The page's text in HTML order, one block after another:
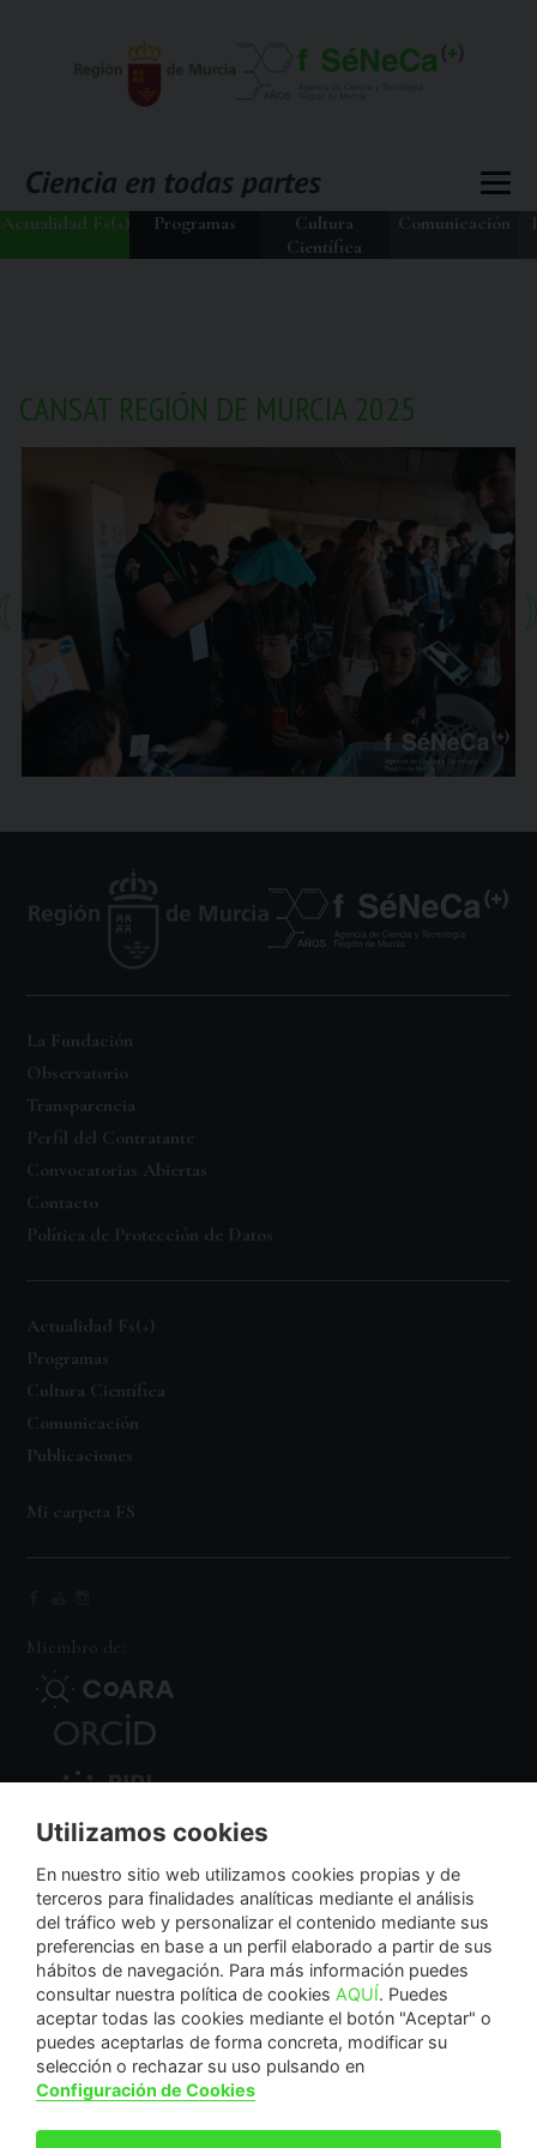
Actualidad Fs(+) Programas
Cultura
Científica
Comunicación
CANSAT REGIÓN DE MURCIA 2025
La Fundación
Observatorio
Transparencia
Perfil del Contratante
Convocatorias Abiertas
Contacto
Política de Protección de Datos
Actualidad Fs(+)
Programas
Cultura Científica
Comunicación
Publicaciones
Mi carpeta FS
Miembro de:
Nodo Regional
NextGenerationEU
La Fundación Séneca-Agencia de Ciencia y Tecnología de la Región de Murcia es una
entidad sin ánimo de lucro, bajo forma de fundación del sector público autonómico, inscrita
con el número 1-15 en el Registro de Fundaciones de la Región de Murcia.
Utilizamos cookies
En nuestro sitio web utilizamos cookies propias y de
terceros para finalidades analíticas mediante el análisis
del tráfico web y personalizar el contenido mediante sus
preferencias en base a un perfil elaborado a partir de sus
hábitos de navegación. Para más información puedes
consultar nuestra política de cookies AQUÍ. Puedes
aceptar todas las cookies mediante el botón "Aceptar" o
puedes aceptarlas de forma concreta, modificar su
selección o rechazar su uso pulsando en
Configuración de Cookies